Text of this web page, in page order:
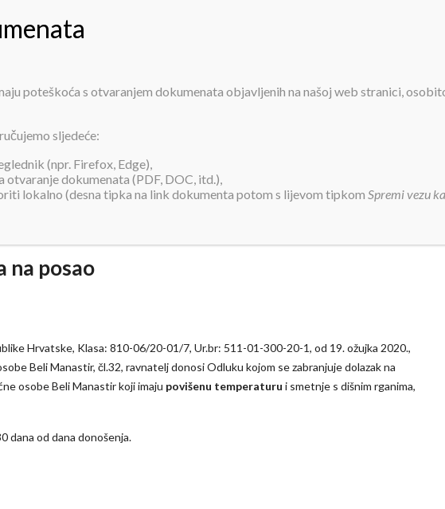
Odluka o zabrani dolaska na posao
na posao
Hrvatske, Klasa: 810-06/20-01/7, Ur.br: 511-01-300-20-1, od 19. ožujka 2020.,
Beli Manastir, čl.32, ravnatelj donosi Odluku kojom se zabranjuje dolazak na
osobe Beli Manastir koji imaju povišenu temperaturu i smetnje s dišnim rganima,
dana od dana donošenja.
poteškoća s otvaranjem dokumenata objavljenih na našoj web stranici,
sljedeće:
(npr. Firefox, Edge),
dokumenata (PDF, DOC, itd.),
lokalno (desna tipka na link dokumenta potom s lijevom tipkom Spremi vezu